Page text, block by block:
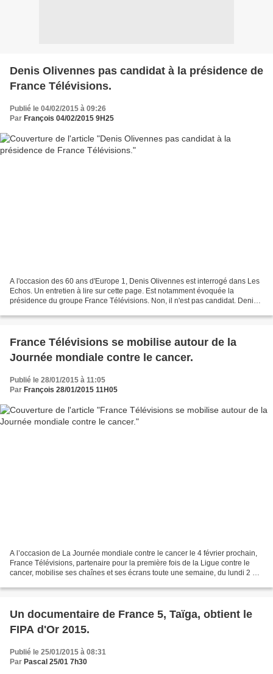
Denis Olivennes pas candidat à la présidence de
France Télévisions.
Publié le 04/02/2015 à 09:26
Par François 04/02/2015 9H25
A l'occasion des 60 ans d'Europe 1, Denis Olivennes est interrogé dans Les
Echos. Un entretien à lire sur cette page. Est notamment évoquée la
présidence du groupe France Télévisions. Non, il n'est pas candidat. Denis
France Télévisions se mobilise autour de la
Journée mondiale contre le cancer.
Publié le 28/01/2015 à 11:05
Par François 28/01/2015 11H05
A l’occasion de La Journée mondiale contre le cancer le 4 février prochain,
France Télévisions, partenaire pour la première fois de la Ligue contre le
cancer, mobilise ses chaînes et ses écrans toute une semaine, du lundi 2 au
Un documentaire de France 5, Taïga, obtient le
FIPA d'Or 2015.
Publié le 25/01/2015 à 08:31
Par Pascal 25/01 7h30